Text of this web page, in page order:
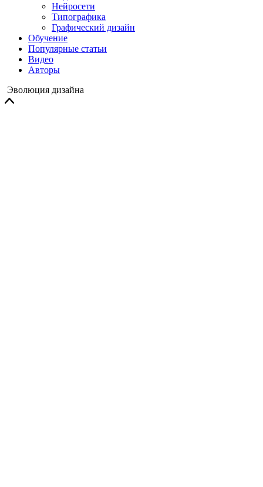
Нейросети
Типографика
Графический дизайн
Обучение
Популярные статьи
Видео
Авторы
Эволюция дизайна